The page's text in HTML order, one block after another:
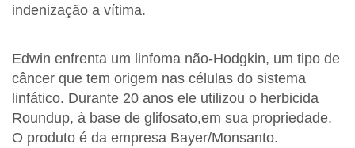
indenização a vítima.
Edwin enfrenta um linfoma não-Hodgkin, um tipo de
câncer que tem origem nas células do sistema
linfático. Durante 20 anos ele utilizou o herbicida
Roundup, à base de glifosato,em sua propriedade.
O produto é da empresa Bayer/Monsanto.